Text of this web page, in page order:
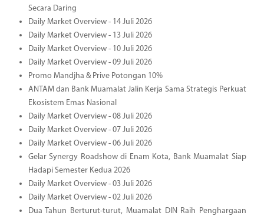
Secara Daring
Daily Market Overview - 14 Juli 2026
Daily Market Overview - 13 Juli 2026
Daily Market Overview - 10 Juli 2026
Daily Market Overview - 09 Juli 2026
Promo Mandjha & Prive Potongan 10%
ANTAM dan Bank Muamalat Jalin Kerja Sama Strategis Perkuat
Ekosistem Emas Nasional
Daily Market Overview - 08 Juli 2026
Daily Market Overview - 07 Juli 2026
Daily Market Overview - 06 Juli 2026
Gelar Synergy Roadshow di Enam Kota, Bank Muamalat Siap
Hadapi Semester Kedua 2026
Daily Market Overview - 03 Juli 2026
Daily Market Overview - 02 Juli 2026
Dua Tahun Berturut-turut, Muamalat DIN Raih Penghargaan